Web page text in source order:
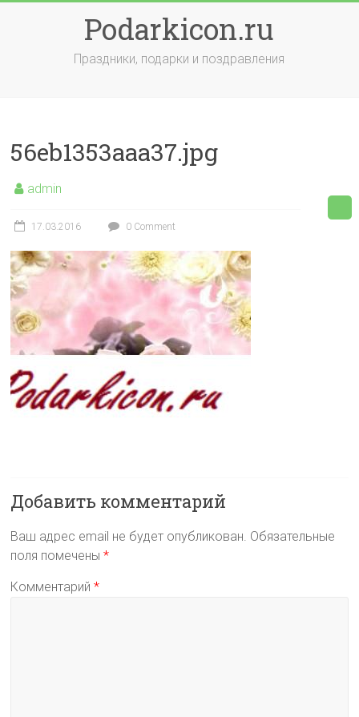
Podarkicon.ru
Праздники, подарки и поздравления
56eb1353aaa37.jpg
admin
17.03.2016 0 Comment
Добавить комментарий
Ваш адрес email не будет опубликован. Обязательные
поля помечены*
Комментарий*